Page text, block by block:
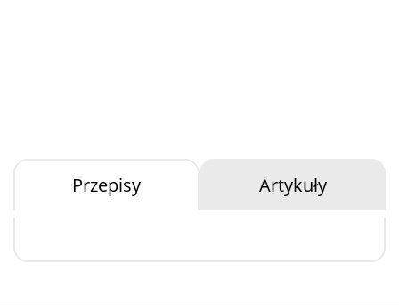
Przepisy Artykuły